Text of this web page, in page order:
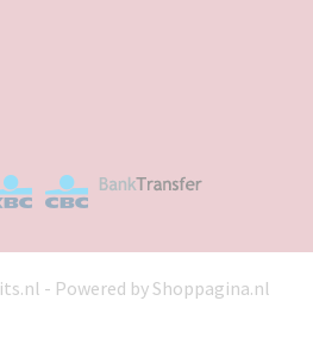
- Powered by Shoppagina.nl